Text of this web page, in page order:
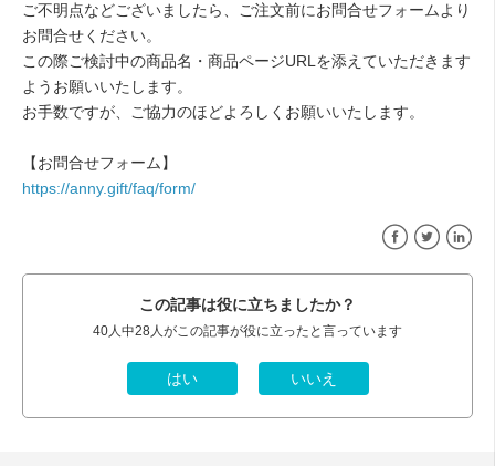
ご不明点などございましたら、ご注文前にお問合せフォームより
お問合せください。
この際ご検討中の商品名・商品ページURLを添えていただきます
ようお願いいたします。
お手数ですが、ご協力のほどよろしくお願いいたします。
【お問合せフォーム】
https://anny.gift/faq/form/
この記事は役に立ちましたか？
40人中28人がこの記事が役に立ったと言っています